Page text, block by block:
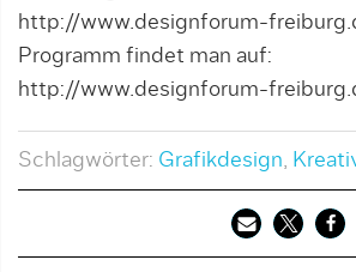
http://www.designforum-
Programm findet man auf:
http://www.designforum-
Schlagwörter: Grafikdesign